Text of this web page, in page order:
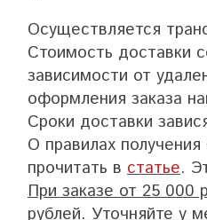
Осуществляется
Стоимость доставки
зависимости от
оформления заказа
Сроки доставки
О правилах
прочитать в статье.
При заказе от 25 000
рублей. Уточняйте у